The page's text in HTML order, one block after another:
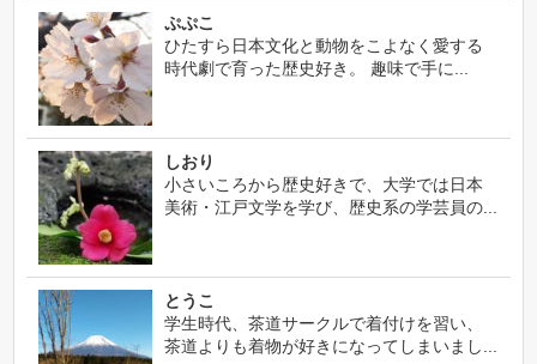
ぷぷこ
ひたすら日本文化と動物をこよなく愛する
時代劇で育った歴史好き。 趣味で手に...
しおり
小さいころから歴史好きで、大学では日本
美術・江戸文学を学び、歴史系の学芸員の...
とうこ
学生時代、茶道サークルで着付けを習い、
茶道よりも着物が好きになってしまいまし...